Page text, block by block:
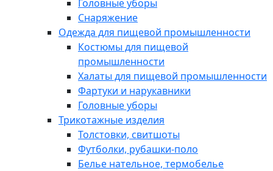
Головные уборы
Снаряжение
Одежда для пищевой промышленности
Костюмы для пищевой
промышленности
Халаты для пищевой промышленности
Фартуки и нарукавники
Головные уборы
Трикотажные изделия
Толстовки, свитшоты
Футболки, рубашки-поло
Белье нательное, термобелье